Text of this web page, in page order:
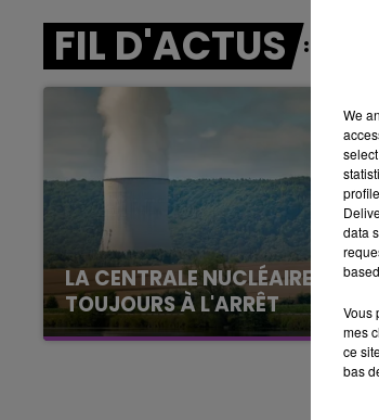
FIL D'ACTUS
LA CENTRALE NUCLÉAIRE DE
TOUJOURS À L'ARRÊT
Cela fait déjà une semaine que la
nucléaire ardennaise est à l'arrêt.
justifiée par la sécheresse intense
We
data
Vous
mes
ce
bas